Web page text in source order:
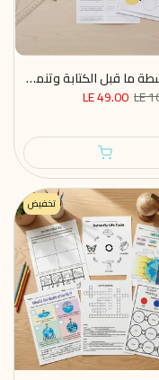
✏️ أنشطة ما قبل الكتابة وتنمية المهارات الحركية – ملف PDF قابل للطباعة
LE
LE 49.00
تخفيض